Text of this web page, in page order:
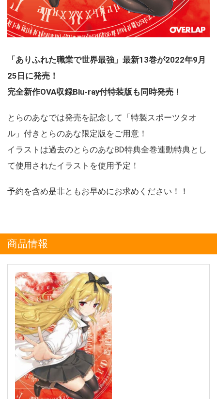
「ありふれた職業で世界最強」最新13巻が2022年9月
25日に発売！
完全新作OVA収録Blu-ray付特装版も同時発売！
とらのあなでは発売を記念して「特製スポーツタオ
ル」付きとらのあな限定版をご用意！
イラストは過去のとらのあなBD特典全巻連動特典とし
て使用されたイラストを使用予定！
予約を含め是非ともお早めにお求めください！！
商品情報